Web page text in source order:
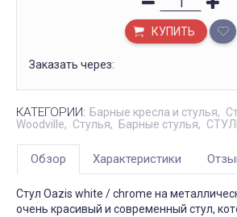
КУПИТЬ
Заказать через:
КАТЕГОРИИ: Барные кресла и стулья
Woodville
Стулья Барные стулья
Обзор Характеристики
Стул Oazis white / chrome на
очень красивый и современный стул,